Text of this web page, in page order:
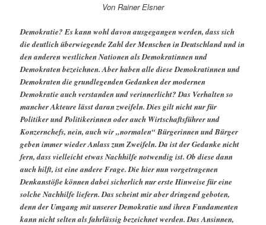
Von Rainer Elsner
Demokratie? Es kann wohl davon ausgegangen werden, dass sich
die deutlich überwiegende Zahl der Menschen in Deutschland und in
den anderen westlichen Nationen als Demokratinnen und
Demokraten bezeichnen. Aber haben alle diese Demokratinnen und
Demokraten die grundlegenden Gedanken der modernen
Demokratie auch verstanden und verinnerlicht? Das Verhalten so
mancher Akteure lässt daran zweifeln. Dies gilt nicht nur für
Politiker und Politikerinnen oder auch Wirtschaftsführer und
Konzernchefs, nein, auch wir „normalen“ Bürgerinnen und Bürger
geben immer wieder Anlass zum Zweifeln. Da ist der Gedanke nicht
fern, dass vielleicht etwas Nachhilfe notwendig ist. Ob diese dann
auch hilft, ist eine andere Frage. Die hier nun vorgetragenen
Denkanstöße können dabei sicherlich nur erste Hinweise für eine
solche Nachhilfe liefern. Das scheint mir aber dringend geboten,
denn der Umgang mit unserer Demokratie und ihren Fundamenten
kann nicht selten als fahrlässig bezeichnet werden. Das Ansinnen,